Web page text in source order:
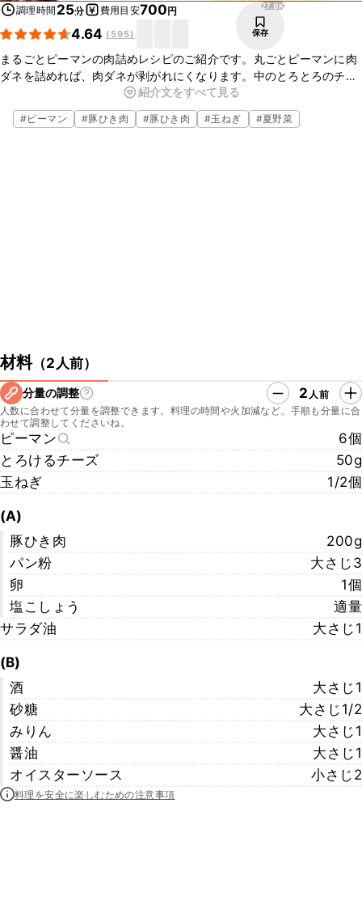
調理時間 25分 費用目安700円
4.64 ( 595)
27.8K
保存
まるごとピーマンの肉詰めレシピのご紹介です。丸ごとピーマンに肉
ダネを詰めれば、肉ダネが剥がれにくなります。中のとろとろのチー
ズがピーマンとの相性抜群で、少し甘めのタレが絡んでご飯がすすみ
ます。今晩のおかずにぜひ作ってみてくださいね。
紹介文をすべて見る
#ピーマン #豚ひき肉 #豚ひき肉 #玉ねぎ #夏野菜
材料（2人前）
分量の調整 2 人前
人数に合わせて分量を調整できます。料理の時間や火加減など、手順も分量に合
わせて調整してくださいね。
ピーマン
6個
とろけるチーズ
50g
玉ねぎ
1/2個
(A)
豚ひき肉
200g
パン粉
大さじ3
卵
1個
塩こしょう
適量
サラダ油
大さじ1
(B)
酒
大さじ1
砂糖
大さじ1/2
みりん
大さじ1
醤油
大さじ1
オイスターソース
小さじ2
料理を安全に楽しむための注意事項